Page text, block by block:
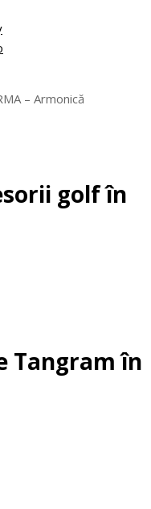
– Armonică
golf în
Tangram în